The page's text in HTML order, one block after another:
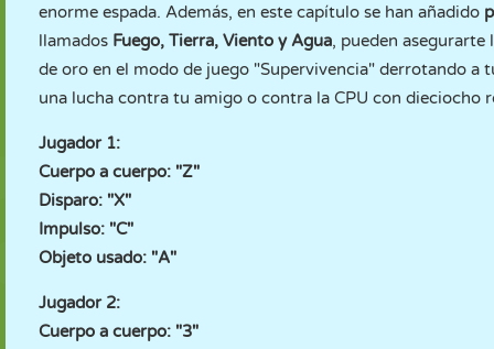
enorme espada. Además, en este capítulo se han añadido
llamados Fuego, Tierra, Viento y Agua, pueden
de oro en el modo de juego "Supervivencia" derrotando a
una lucha contra tu amigo o contra la CPU con dieciocho
Jugador 1:
Cuerpo a cuerpo: "Z"
Disparo: "X"
Impulso: "C"
Objeto usado: "A"
Jugador 2:
Cuerpo a cuerpo: "3"